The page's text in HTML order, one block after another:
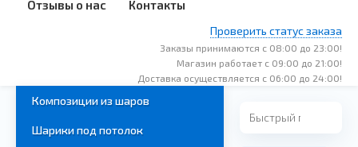
Отзывы о нас Контакты
Проверить статус заказа
Заказы принимаются с 08:00 до 23:00!
Магазин работает с 09:00 до 21:00!
Доставка осуществляется с 06:00 до 24:00!
Композиции из шаров
Шарики под потолок